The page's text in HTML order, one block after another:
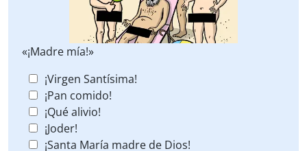
«¡Madre mía!»
¡Virgen Santísima!
¡Pan comido!
¡Qué alivio!
¡Joder!
¡Santa María madre de Dios!